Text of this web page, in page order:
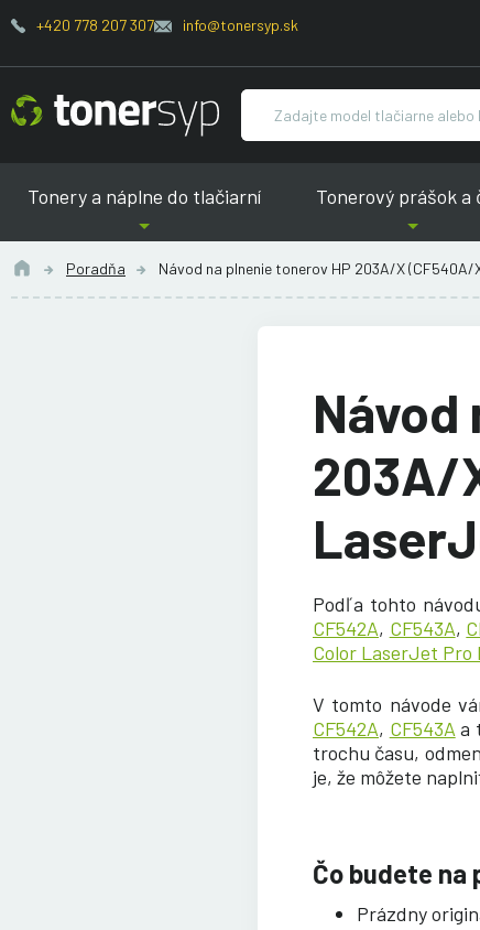
+420 778 207 307 info@tonersyp.sk
Tonery a náplne do tlačiarní Tonerový prášok a
Poradňa Návod na plnenie tonerov HP 203A/X (CF540A/
Návod
203A/
Podľa tohto
CF542A, CF543A,
Color LaserJet Pro
V tomto návode
CF542A, CF543Aa
trochu času,
je, že môžete
Čo budete na
Prázdny